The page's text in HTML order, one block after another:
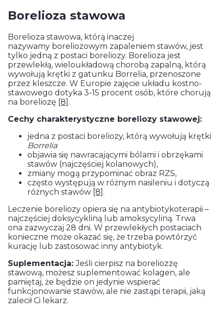
Borelioza stawowa
Borelioza stawowa, którą inaczej
nazywamy boreliozowym zapaleniem stawów, jest
tylko jedną z postaci boreliozy. Borelioza jest
przewlekłą, wieloukładową chorobą zapalną, którą
wywołują krętki z gatunku Borrelia, przenoszone
przez kleszcze. W Europie zajęcie układu kostno-
stawowego dotyka 3-15 procent osób, które chorują
na boreliozę [8] .
Cechy charakterystyczne boreliozy stawowej:
jedna z postaci boreliozy, którą wywołują krętki
Borrelia
objawia się nawracającymi bólami i obrzękami
stawów (najczęściej kolanowych),
zmiany mogą przypominać obraz RZS,
często występują w różnym nasileniu i dotyczą
różnych stawów [8] .
Leczenie boreliozy opiera się na antybiotykoterapii –
najczęściej doksycykliną lub amoksycyliną. Trwa
ona zazwyczaj 28 dni. W przewlekłych postaciach
konieczne może okazać się, że trzeba powtórzyć
kurację lub zastosować inny antybiotyk.
Suplementacja:Jeśli cierpisz na boreliozzę
stawową, możesz suplementować kolagen, ale
pamiętaj, że będzie on jedynie wspierać
funkcjonowanie stawów, ale nie zastąpi terapii, jaką
zalecił Ci lekarz.